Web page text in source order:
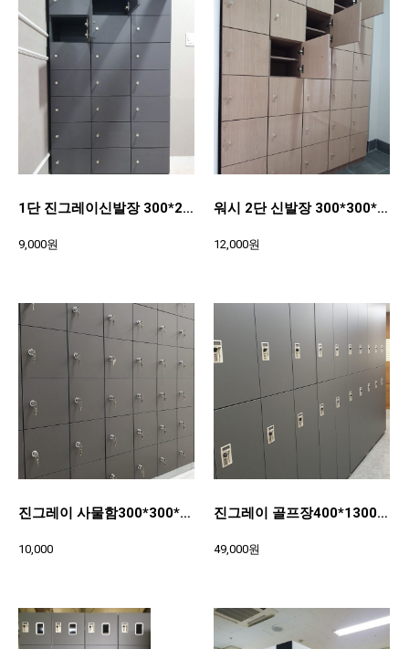
1단 진그레이신발장 300*200*370
9,000원
워시 2단 신발장 300*300*370
12,000원
진그레이 사물함300*300*370
10,000
진그레이 골프장400*1300*420
49,000원